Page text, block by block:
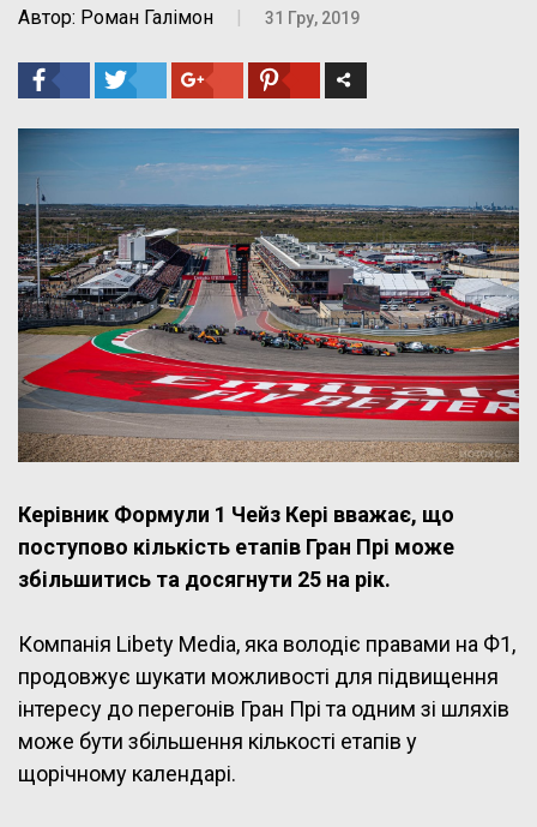
Автор: Роман Галімон | 31 Гру, 2019
Керівник Формули 1 Чейз Кері вважає, що
поступово кількість етапів Гран Прі може
збільшитись та досягнути 25 на рік.
Компанія Libety Media, яка володіє правами на Ф1,
продовжує шукати можливості для підвищення
інтересу до перегонів Гран Прі та одним зі шляхів
може бути збільшення кількості етапів у
щорічному календарі.